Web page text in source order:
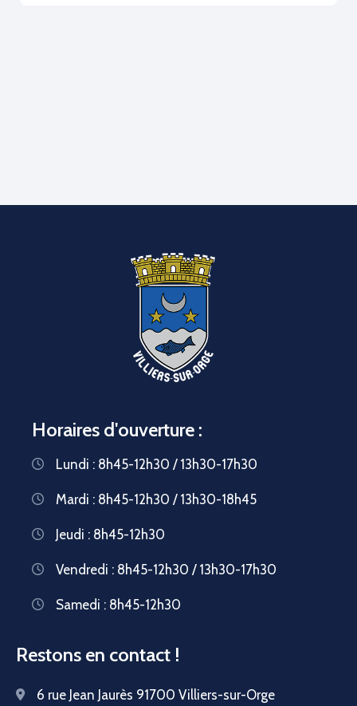
Horaires d'ouverture :
Lundi : 8h45-12h30 / 13h30-17h30
Mardi : 8h45-12h30 / 13h30-18h45
Jeudi : 8h45-12h30
Vendredi : 8h45-12h30 / 13h30-17h30
Samedi : 8h45-12h30
Restons en contact !
6 rue Jean Jaurès 91700 Villiers-sur-Orge